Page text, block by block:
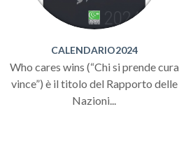
CALENDARIO2024
Who cares wins (“Chi si prende cura
vince”) è il titolo del Rapporto delle
Nazioni...